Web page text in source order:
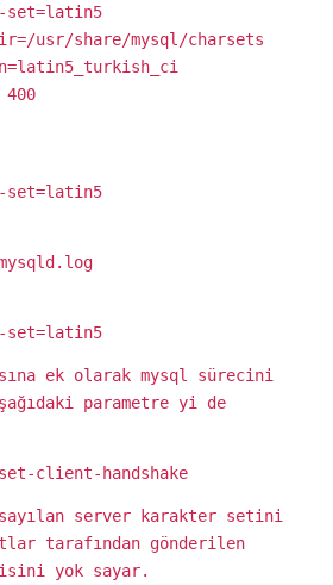
set=latin5
usr/share/mysql/charsets
400
set=latin5
set=latin5
ek olarak mysql sürecini
parametre yi de
client-handshake
server karakter setini
tarafından gönderilen
yok sayar.